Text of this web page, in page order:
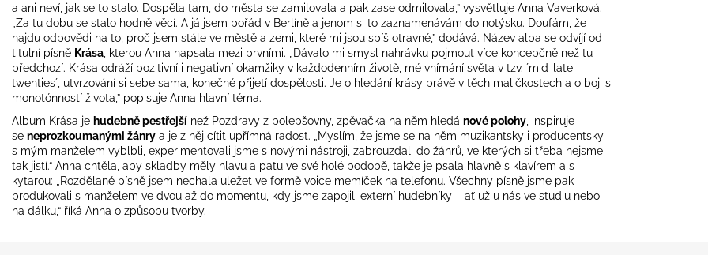
a ani neví, jak se to stalo. Dospěla tam, do města se zamilovala a pak zase odmilovala,” vysvětluje Anna Vaverková.
„Za tu dobu se stalo hodně věcí. A já jsem pořád v Berlíně a jenom si to zaznamenávám do notýsku. Doufám, že
najdu odpovědi na to, proč jsem stále ve městě a zemi, které mi jsou spíš otravné,” dodává. Název alba se odvíjí od
titulní písně Krása , kterou Anna napsala mezi prvními. „Dávalo mi smysl nahrávku pojmout více koncepčně než tu
předchozí. Krása odráží pozitivní i negativní okamžiky v každodenním životě, mé vnímání světa v tzv. ´mid-late
twenties´, utvrzování si sebe sama, konečné přijetí dospělosti. Je o hledání krásy právě v těch maličkostech a o boji s
monotónností života,” popisuje Anna hlavní téma.
Album Krása je hudebně pestřejší než Pozdravy z polepšovny, zpěvačka na něm hledá nové polohy , inspiruje
se neprozkoumanými žánry a je z něj cítit upřímná radost. „Myslím, že jsme se na něm muzikantsky i producentsky
s mým manželem vyblbli, experimentovali jsme s novými nástroji, zabrouzdali do žánrů, ve kterých si třeba nejsme
tak jistí.“ Anna chtěla, aby skladby měly hlavu a patu ve své holé podobě, takže je psala hlavně s klavírem a s
kytarou: „Rozdělané písně jsem nechala uležet ve formě voice memíček na telefonu. Všechny písně jsme pak
produkovali s manželem ve dvou až do momentu, kdy jsme zapojili externí hudebníky – ať už u nás ve studiu nebo
na dálku,“ říká Anna o způsobu tvorby.